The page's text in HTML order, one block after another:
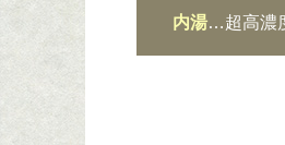
内湯…超高濃